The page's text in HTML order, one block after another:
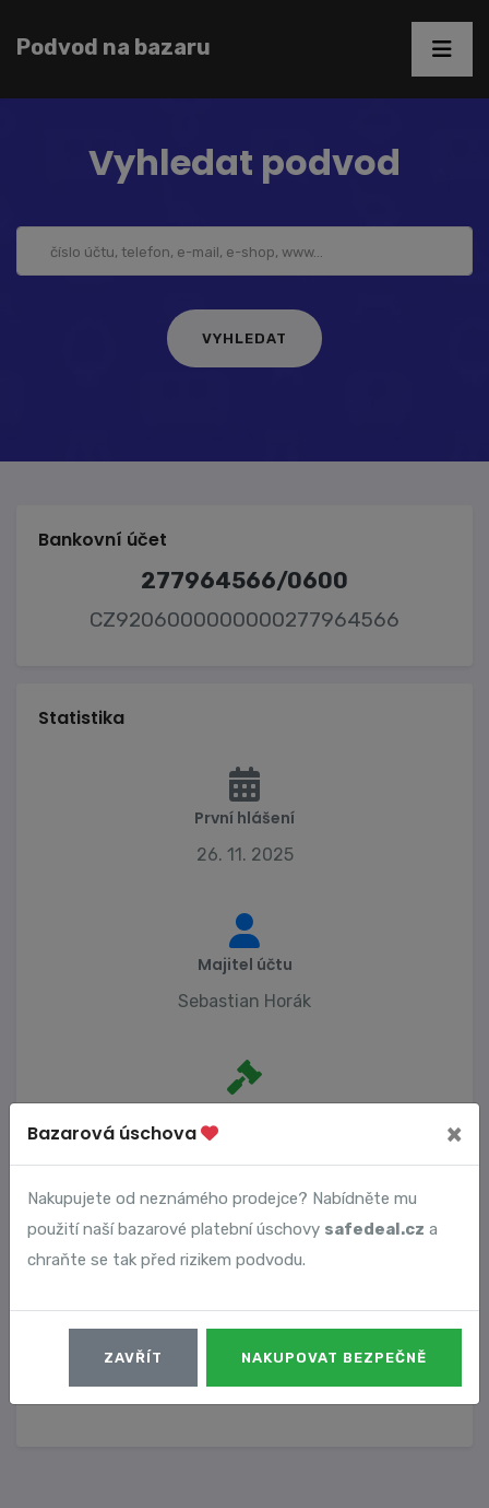
Podvod na bazaru
Vyhledat podvod
Bankovní účet
277964566/0600
CZ9206000000000277964566
Statistika
První hlášení
26. 11. 2025
Majitel účtu
Sebastian Horák
Vyhledané podvody
Číslo podvodu Datum
19414 26. 11. 2025
Bazarová úschova ×
Nakupujete od neznámého prodejce? Nabídněte mu
použití naší bazarové platební úschovy safedeal.cz a
chraňte se tak před rizikem podvodu.
ZAVŘÍT NAKUPOVAT BEZPEČNĚ